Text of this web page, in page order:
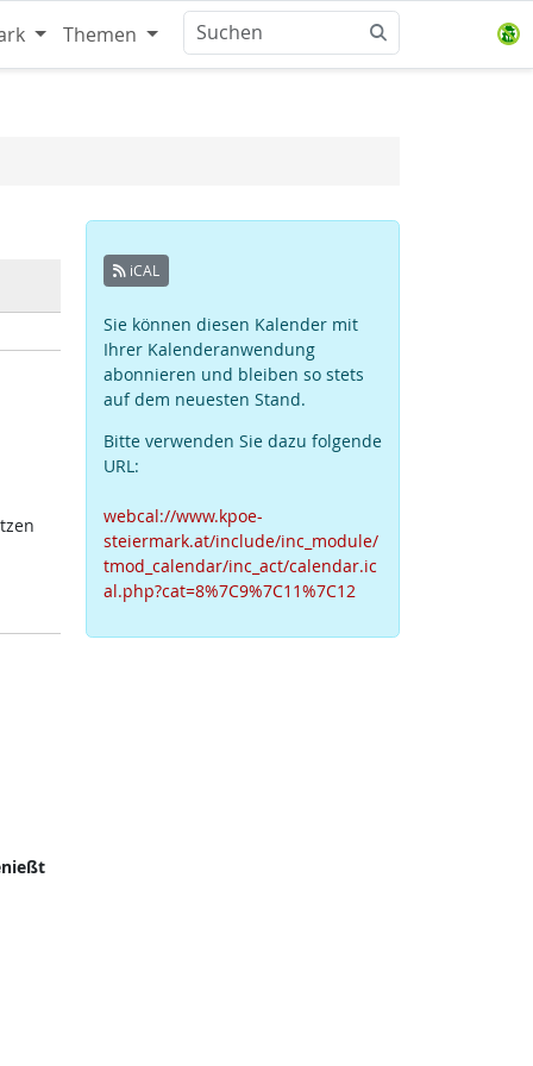
Themen
iCAL
Sie können diesen Kalender mit
Ihrer Kalenderanwendung
abonnieren und bleiben so stets
auf dem neuesten Stand.
Bitte verwenden Sie dazu folgende
URL:
webcal://www.kpoe-
steiermark.at/include/inc_module/
tmod_calendar/inc_act/calendar.ic
al.php?cat=8%7C9%7C11%7C12